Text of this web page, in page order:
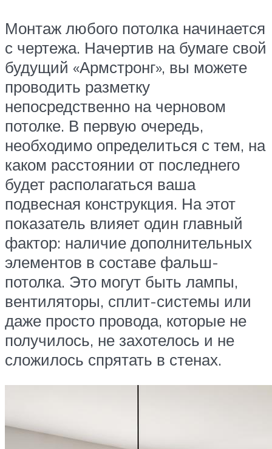
Монтаж любого потолка начинается
с чертежа. Начертив на бумаге свой
будущий «Армстронг», вы можете
проводить разметку
непосредственно на черновом
потолке. В первую очередь,
необходимо определиться с тем, на
каком расстоянии от последнего
будет располагаться ваша
подвесная конструкция. На этот
показатель влияет один главный
фактор: наличие дополнительных
элементов в составе фальш-
потолка. Это могут быть лампы,
вентиляторы, сплит-системы или
даже просто провода, которые не
получилось, не захотелось и не
сложилось спрятать в стенах.